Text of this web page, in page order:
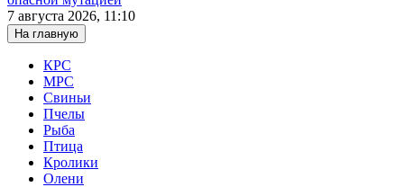
7 августа 2026, 11:10
На главную
КРС
МРС
Свиньи
Пчелы
Рыба
Птица
Кролики
Олени